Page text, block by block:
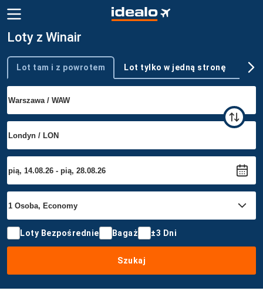
Loty z Winair
Typ podróży
Lot tam i z powrotem Lot tylko w jedną stronę
Loty Bezpośrednie Bagaż ±3 Dni
Szukaj